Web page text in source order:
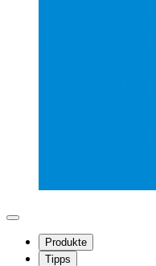
Produkte
Tipps